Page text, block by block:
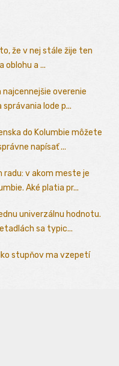
že v nej stále žije ten
oblohu a ...
overenie
lode p...
do Kolumbie môžete
napísať ...
radu: v akom meste je
Aké platia pr...
univerzálnu hodnotu.
sa typic...
stupňov ma vzepetí